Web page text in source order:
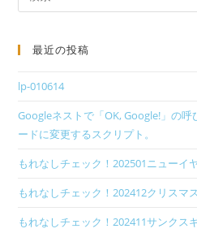
最近の投稿
lp-010614
Googleネストで「OK, Google!」の
ードに変更するスクリプト。
もれなしチェック！202501ニューイ
もれなしチェック！202412クリスマ
もれなしチェック！202411サンクス